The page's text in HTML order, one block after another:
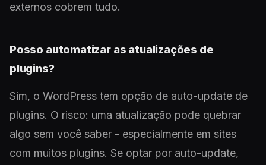
externos cobrem tudo.
Posso automatizar as atualizações de
plugins?
Sim, o WordPress tem opção de auto-update de
plugins. O risco: uma atualização pode quebrar
algo sem você saber - especialmente em sites
com muitos plugins. Se optar por auto-update,